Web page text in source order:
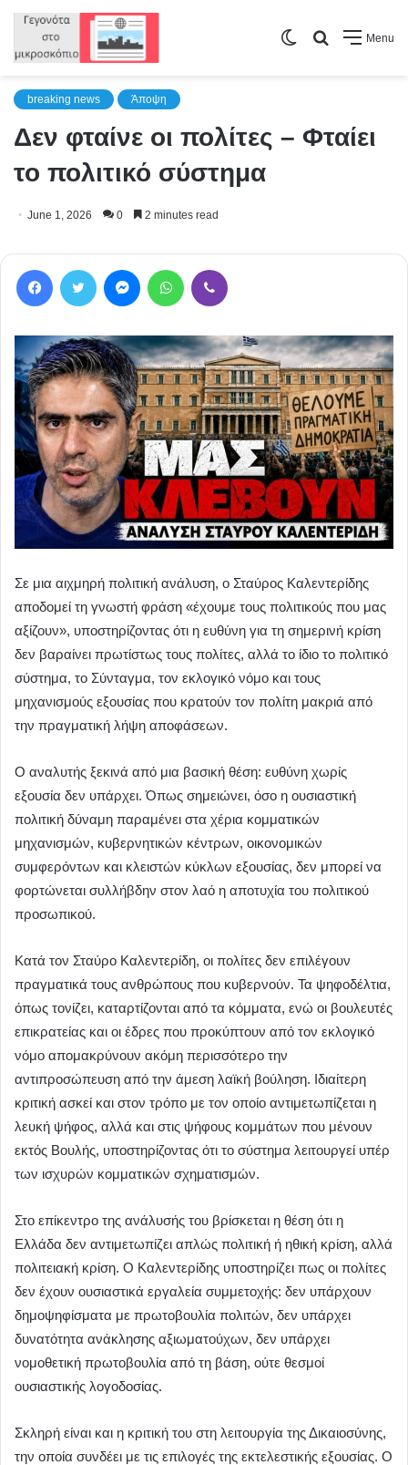
Menu
Search
Switch
breaking news Άποψη
Δεν φταίνε οι πολίτες – Φταίει
το πολιτικό σύστημα
June 1, 2026 0 2 minutes read
Σε μια αιχμηρή πολιτική ανάλυση, ο Σταύρος Καλεντερίδης
αποδομεί τη γνωστή φράση «έχουμε τους πολιτικούς που μας
αξίζουν», υποστηρίζοντας ότι η ευθύνη για τη σημερινή κρίση
δεν βαραίνει πρωτίστως τους πολίτες, αλλά το ίδιο το πολιτικό
σύστημα, το Σύνταγμα, τον εκλογικό νόμο και τους
μηχανισμούς εξουσίας που κρατούν τον πολίτη μακριά από
την πραγματική λήψη αποφάσεων.
Ο αναλυτής ξεκινά από μια βασική θέση: ευθύνη χωρίς
εξουσία δεν υπάρχει. Όπως σημειώνει, όσο η ουσιαστική
πολιτική δύναμη παραμένει στα χέρια κομματικών
μηχανισμών, κυβερνητικών κέντρων, οικονομικών
συμφερόντων και κλειστών κύκλων εξουσίας, δεν μπορεί να
φορτώνεται συλλήβδην στον λαό η αποτυχία του πολιτικού
προσωπικού.
Κατά τον Σταύρο Καλεντερίδη, οι πολίτες δεν επιλέγουν
πραγματικά τους ανθρώπους που κυβερνούν. Τα ψηφοδέλτια,
όπως τονίζει, καταρτίζονται από τα κόμματα, ενώ οι βουλευτές
επικρατείας και οι έδρες που προκύπτουν από τον εκλογικό
νόμο απομακρύνουν ακόμη περισσότερο την
αντιπροσώπευση από την άμεση λαϊκή βούληση. Ιδιαίτερη
κριτική ασκεί και στον τρόπο με τον οποίο αντιμετωπίζεται η
λευκή ψήφος, αλλά και στις ψήφους κομμάτων που μένουν
εκτός Βουλής, υποστηρίζοντας ότι το σύστημα λειτουργεί υπέρ
των ισχυρών κομματικών σχηματισμών.
Στο επίκεντρο της ανάλυσής του βρίσκεται η θέση ότι η
Ελλάδα δεν αντιμετωπίζει απλώς πολιτική ή ηθική κρίση, αλλά
πολιτειακή κρίση. Ο Καλεντερίδης υποστηρίζει πως οι πολίτες
δεν έχουν ουσιαστικά εργαλεία συμμετοχής: δεν υπάρχουν
δημοψηφίσματα με πρωτοβουλία πολιτών, δεν υπάρχει
δυνατότητα ανάκλησης αξιωματούχων, δεν υπάρχει
νομοθετική πρωτοβουλία από τη βάση, ούτε θεσμοί
ουσιαστικής λογοδοσίας.
Σκληρή είναι και η κριτική του στη λειτουργία της Δικαιοσύνης,
την οποία συνδέει με τις επιλογές της εκτελεστικής εξουσίας. Ο